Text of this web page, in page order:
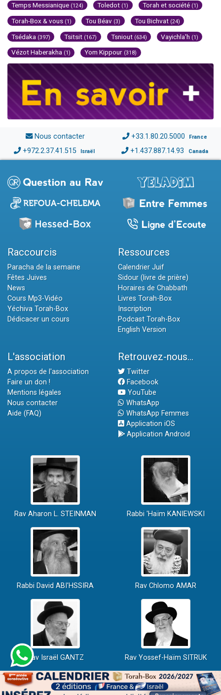
Temps Messianique (124) Toledot (1) Torah et société (1)
Torah-Box & vous (1) Tou Béav (3) Tou Bichvat (24)
Tsédaka (397) Tsitsit (167) Tsniout (634) Vayichla'h (1)
Vézot Haberakha (1) Yom Kippour (318)
Nous contacter +33.1.80.20.5000 France
+972.2.37.41.515 Israël +1.437.887.14.93 Canada
Raccourcis
Paracha de la semaine
Fêtes Juives
News
Cours Mp3-Vidéo
Yéchiva Torah-Box
Dédicacer un cours
Ressources
Calendrier Juif
Sidour (livre de prière)
Horaires de Chabbath
Livres Torah-Box
Inscription
Podcast Torah-Box
English Version
L'association
A propos de l'association
Faire un don !
Mentions légales
Nous contacter
Aide (FAQ)
Retrouvez-nous...
Twitter
Facebook
YouTube
WhatsApp
WhatsApp Femmes
Application iOS
Application Android
Rav Aharon L. STEINMAN Rabbi 'Haïm KANIEWSKI
Rabbi David ABI'HSSIRA Rav Chlomo AMAR
Rav Israël GANTZ Rav Yossef-Haïm SITRUK